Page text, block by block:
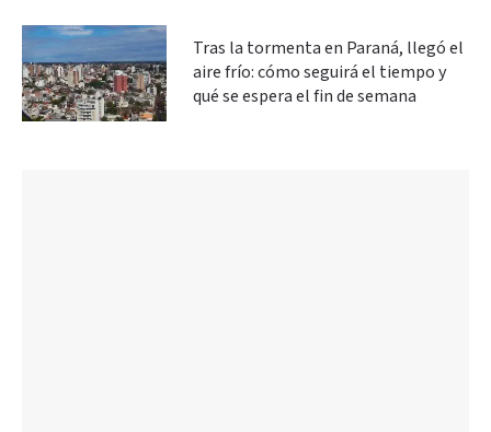
Tras la tormenta en Paraná, llegó el
aire frío: cómo seguirá el tiempo y
qué se espera el fin de semana